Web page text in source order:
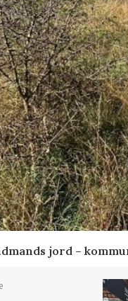
jord –